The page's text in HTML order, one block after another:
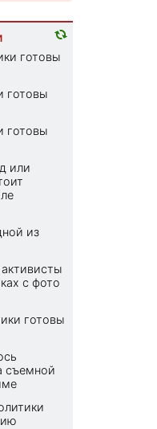
готовы
готовы
готовы
или
из
с фото
готовы
съемной